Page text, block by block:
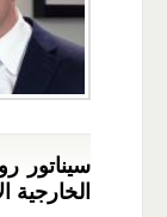
سيناتور
الخارجية